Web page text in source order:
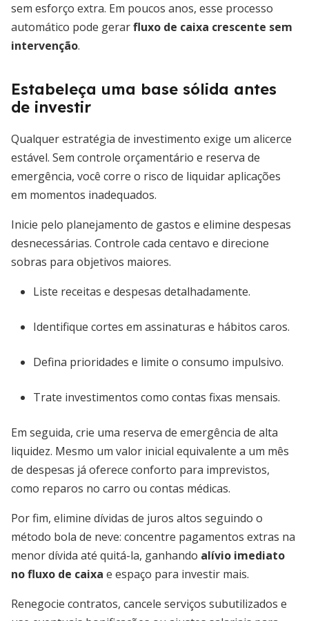
sem esforço extra. Em poucos anos, esse processo
automático pode gerarfluxo de caixa crescente sem
intervenção.
Estabeleça uma base sólida antes
de investir
Qualquer estratégia de investimento exige um alicerce
estável. Sem controle orçamentário e reserva de
emergência, você corre o risco de liquidar aplicações
em momentos inadequados.
Inicie pelo planejamento de gastos e elimine despesas
desnecessárias. Controle cada centavo e direcione
sobras para objetivos maiores.
Liste receitas e despesas detalhadamente.
Identifique cortes em assinaturas e hábitos caros.
Defina prioridades e limite o consumo impulsivo.
Trate investimentos como contas fixas mensais.
Em seguida, crie uma reserva de emergência de alta
liquidez. Mesmo um valor inicial equivalente a um mês
de despesas já oferece conforto para imprevistos,
como reparos no carro ou contas médicas.
Por fim, elimine dívidas de juros altos seguindo o
método bola de neve: concentre pagamentos extras na
menor dívida até quitá-la, ganhando alívio imediato
no fluxo de caixa e espaço para investir mais.
Renegocie contratos, cancele serviços subutilizados e